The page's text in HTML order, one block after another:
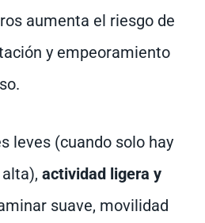
aumenta el riesgo de
y empeoramiento
leves (cuando solo hay
actividad ligera y
suave, movilidad